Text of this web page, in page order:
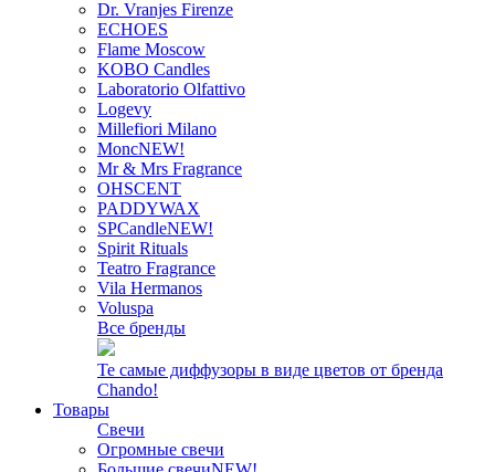
Dr. Vranjes Firenze
ECHOES
Flame Moscow
KOBO Candles
Laboratorio Olfattivo
Logevy
Millefiori Milano
MoncNEW!
Mr & Mrs Fragrance
OHSCENT
PADDYWAX
SPCandleNEW!
Spirit Rituals
Teatro Fragrance
Vila Hermanos
Voluspa
Все бренды
Те самые диффузоры в виде цветов от бренда
Chando!
Товары
Свечи
Огромные свечи